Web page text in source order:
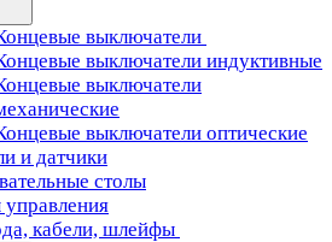
выключатели
выключатели индуктивные
выключатели
выключатели оптические
и датчики
столы
кабели, шлейфы